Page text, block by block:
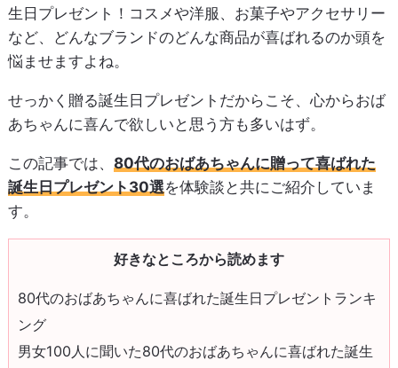
生日プレゼント！コスメや洋服、お菓子やアクセサリー
など、どんなブランドのどんな商品が喜ばれるのか頭を
悩ませますよね。
せっかく贈る誕生日プレゼントだからこそ、心からおば
あちゃんに喜んで欲しいと思う方も多いはず。
この記事では、 80代のおばあちゃんに贈って喜ばれた
誕生日プレゼント30選を体験談と共にご紹介していま
す。
好きなところから読めます
80代のおばあちゃんに喜ばれた誕生日プレゼントランキ
ング
男女100人に聞いた80代のおばあちゃんに喜ばれた誕生